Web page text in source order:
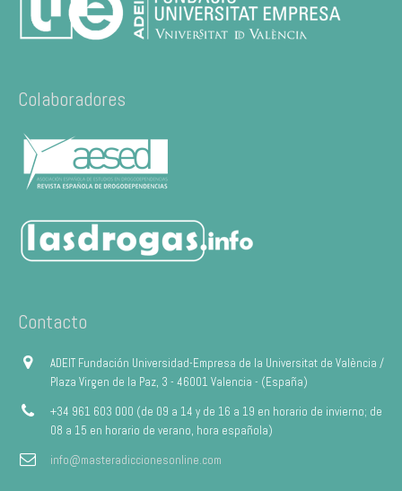
Colaboradores
Contacto
ADEIT Fundación Universidad-Empresa de la Universitat de València /
Plaza Virgen de la Paz, 3 - 46001 Valencia - (España)
+34 961 603 000 (de 09 a 14 y de 16 a 19 en horario de invierno; de
08 a 15 en horario de verano, hora española)
info@masteradiccionesonline.com